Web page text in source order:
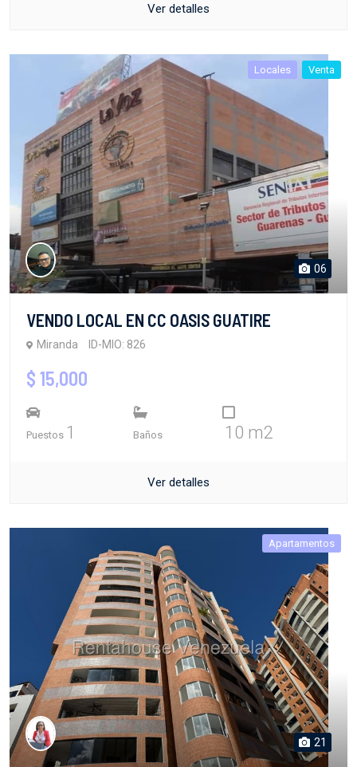
Ver detalles
Locales Venta
06
VENDO LOCAL EN CC OASIS GUATIRE
Miranda ID-MIO: 826
$ 15,000
Puestos 1 Baños 10 m2
Ver detalles
Apartamentos
21